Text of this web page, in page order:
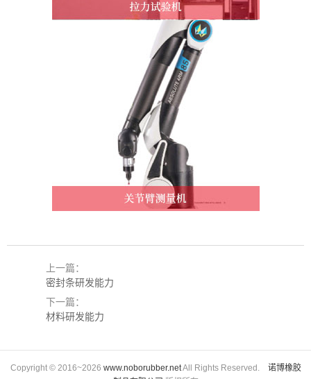
上一篇：
密封条研发能力
下一篇：
材料研发能力
Copyright © 2016~2026 www.noborubber.netAll Rights Reserved. 诺博橡胶